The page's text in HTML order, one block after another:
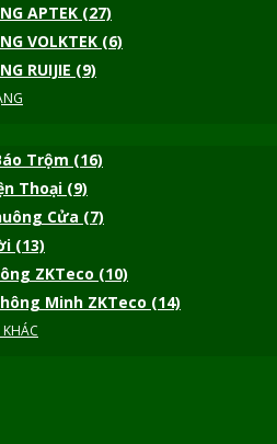
APTEK (27)
VOLKTEK (6)
RUIJIE (9)
Trộm (16)
Thoại (9)
Cửa (7)
(13)
ZKTeco (10)
Minh ZKTeco (14)